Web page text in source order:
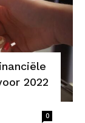
2022
0